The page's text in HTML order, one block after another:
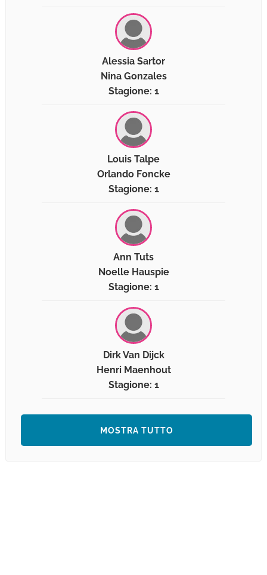
Alessia Sartor
Nina Gonzales
Stagione: 1
Louis Talpe
Orlando Foncke
Stagione: 1
Ann Tuts
Noelle Hauspie
Stagione: 1
Dirk Van Dijck
Henri Maenhout
Stagione: 1
MOSTRA TUTTO